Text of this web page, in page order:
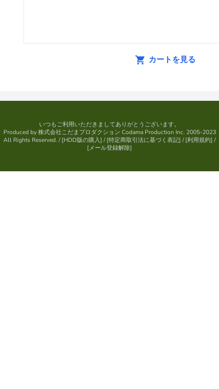
カートを見る
いつもご利用いただきましてありがとうございます。
Produced by株式会社こだまプロダクション Codama Production Inc. 2005-2023
All Rights Reserved. / [HDD版の購入] / [特定商取引法に基づく表記] / [利用規約] /
[メール登録解除]